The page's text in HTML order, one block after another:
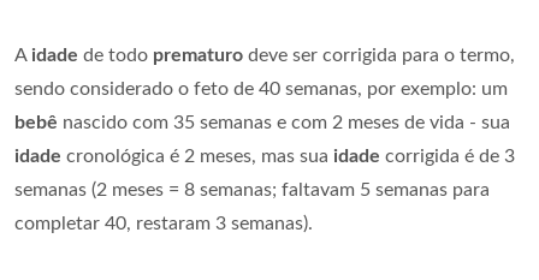
A idade de todo prematuro deve ser corrigida para o termo,
sendo considerado o feto de 40 semanas, por exemplo: um
bebê nascido com 35 semanas e com 2 meses de vida - sua
idade cronológica é 2 meses, mas sua idade corrigida é de 3
semanas (2 meses = 8 semanas; faltavam 5 semanas para
completar 40, restaram 3 semanas).